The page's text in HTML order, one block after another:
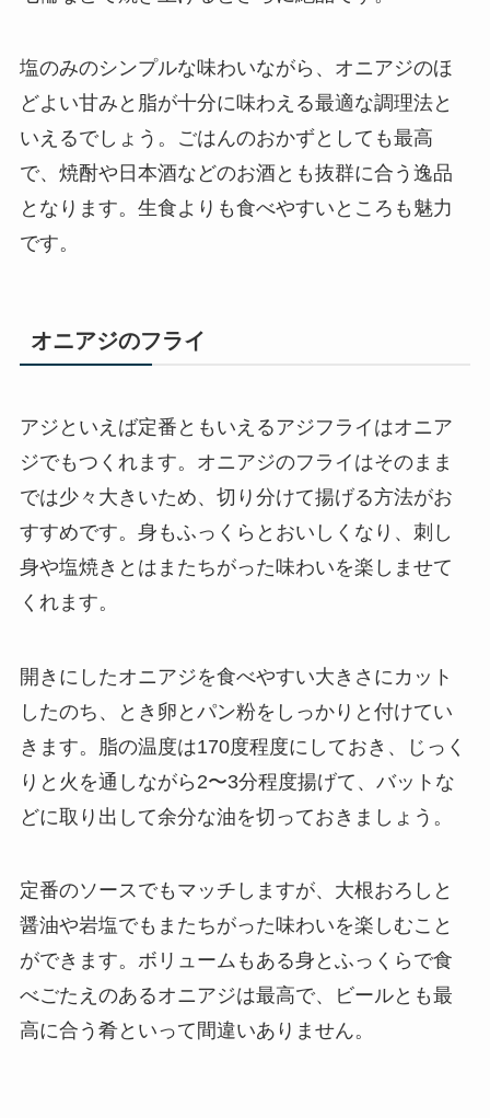
塩のみのシンプルな味わいながら、オニアジのほ
どよい甘みと脂が十分に味わえる最適な調理法と
いえるでしょう。ごはんのおかずとしても最高
で、焼酎や日本酒などのお酒とも抜群に合う逸品
となります。生食よりも食べやすいところも魅力
です。
オニアジのフライ
アジといえば定番ともいえるアジフライはオニア
ジでもつくれます。オニアジのフライはそのまま
では少々大きいため、切り分けて揚げる方法がお
すすめです。身もふっくらとおいしくなり、刺し
身や塩焼きとはまたちがった味わいを楽しませて
くれます。
開きにしたオニアジを食べやすい大きさにカット
したのち、とき卵とパン粉をしっかりと付けてい
きます。脂の温度は170度程度にしておき、じっく
りと火を通しながら2〜3分程度揚げて、バットな
どに取り出して余分な油を切っておきましょう。
定番のソースでもマッチしますが、大根おろしと
醤油や岩塩でもまたちがった味わいを楽しむこと
ができます。ボリュームもある身とふっくらで食
べごたえのあるオニアジは最高で、ビールとも最
高に合う肴といって間違いありません。